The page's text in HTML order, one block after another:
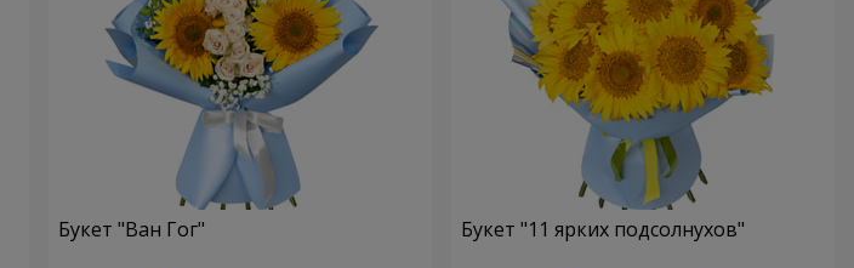
Букет "Ван Гог" Букет "11 ярких подсолнухов"